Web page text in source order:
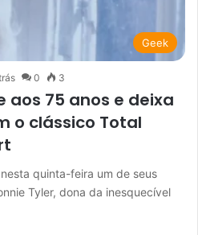
Geek
0 3
aos 75 anos e deixa
o clássico Total
quinta-feira um de seus
Tyler, dona da inesquecível